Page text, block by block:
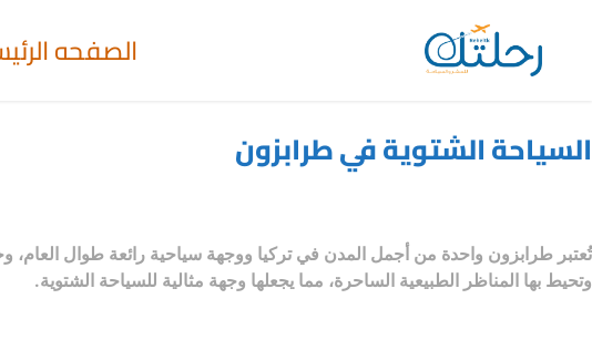
الصفحه
السياحة الشتوية في طرابزون
تُعتبر طرابزون واحدة من أجمل المدن في تركيا ووجهة سياحية رائعة طوال
وتحيط بها المناظر الطبيعية الساحرة، مما يجعلها وجهة مثالية للسياحة الشتوية.